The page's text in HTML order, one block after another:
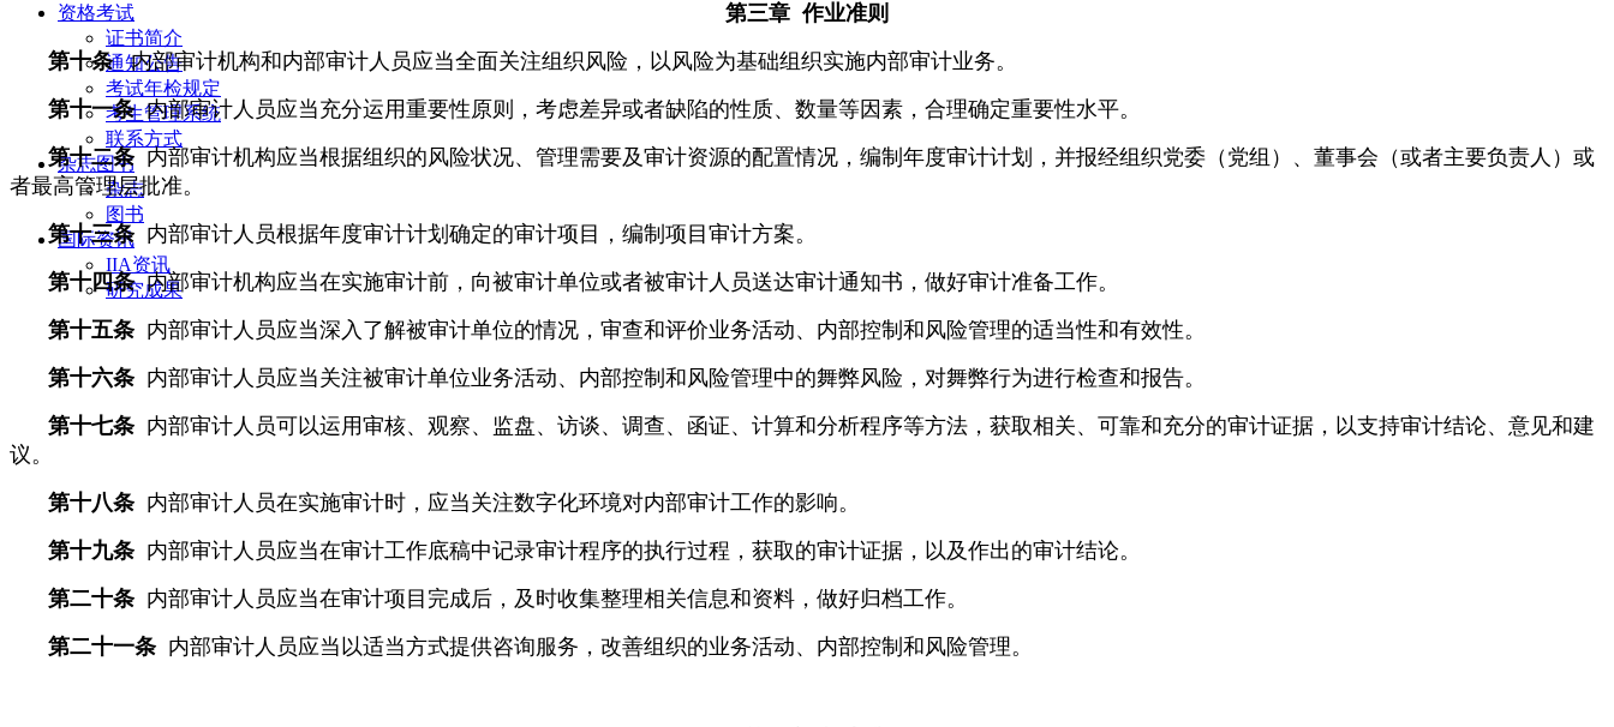
资格考试
证书简介
通知公告
考试年检规定
考生管理系统
联系方式
杂志图书
杂志
图书
国际资讯
IIA资讯
研究成果
第三章 作业准则
第十条内部审计机构和内部审计人员应当全面关注组织风险，以风险为基础组织实施内部审计业务。
第十一条内部审计人员应当充分运用重要性原则，考虑差异或者缺陷的性质、数量等因素，合理确定重要性水平。
第十二条 内部审计机构应当根据组织的风险状况、管理需要及审计资源的配置情况，编制年度审计计划，并报经组织党委（党组）、董事会（或者主要负责人）或
者最高管理层批准。
第十三条 内部审计人员根据年度审计计划确定的审计项目，编制项目审计方案。
第十四条内部审计机构应当在实施审计前，向被审计单位或者被审计人员送达审计通知书，做好审计准备工作。
第十五条 内部审计人员应当深入了解被审计单位的情况，审查和评价业务活动、内部控制和风险管理的适当性和有效性。
第十六条 内部审计人员应当关注被审计单位业务活动、内部控制和风险管理中的舞弊风险，对舞弊行为进行检查和报告。
第十七条 内部审计人员可以运用审核、观察、监盘、访谈、调查、函证、计算和分析程序等方法，获取相关、可靠和充分的审计证据，以支持审计结论、意见和建
议。
第十八条 内部审计人员在实施审计时，应当关注数字化环境对内部审计工作的影响。
第十九条 内部审计人员应当在审计工作底稿中记录审计程序的执行过程，获取的审计证据，以及作出的审计结论。
第二十条 内部审计人员应当在审计项目完成后，及时收集整理相关信息和资料，做好归档工作。
第二十一条 内部审计人员应当以适当方式提供咨询服务，改善组织的业务活动、内部控制和风险管理。